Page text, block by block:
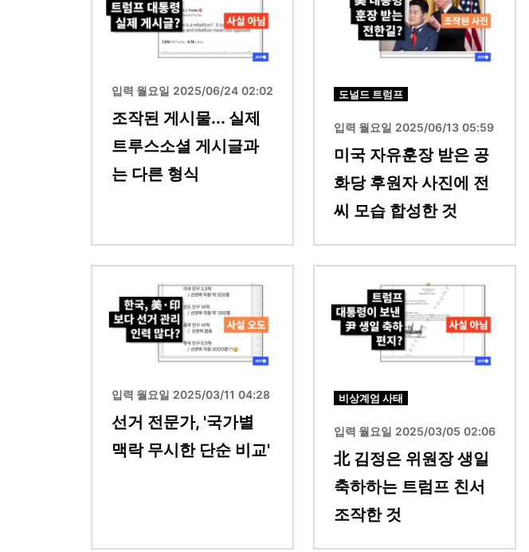
입력 월요일 2025/06/24 02:02
조작된 게시물... 실제
트루스소셜 게시글과
는 다른 형식
도널드 트럼프
입력 월요일 2025/06/13 05:59
미국 자유훈장 받은 공
화당 후원자 사진에 전
씨 모습 합성한 것
입력 월요일 2025/03/11 04:28
선거 전문가, '국가별
맥락 무시한 단순 비교'
비상계엄 사태
입력 월요일 2025/03/05 02:06
北 김정은 위원장 생일
축하하는 트럼프 친서
조작한 것